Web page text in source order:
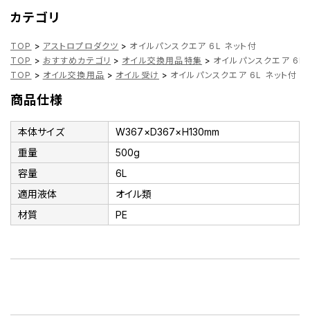
カテゴリ
TOP > アストロプロダクツ > オイルパンスクエア 6L ネット付
TOP > おすすめカテゴリ > オイル交換用品特集 > オイルパンスクエア 6L
TOP > オイル交換用品 > オイル受け > オイルパンスクエア 6L ネット付
商品仕様
本体サイズ
W367×D367×H130mm
重量
500g
容量
6L
適用液体
オイル類
材質
PE